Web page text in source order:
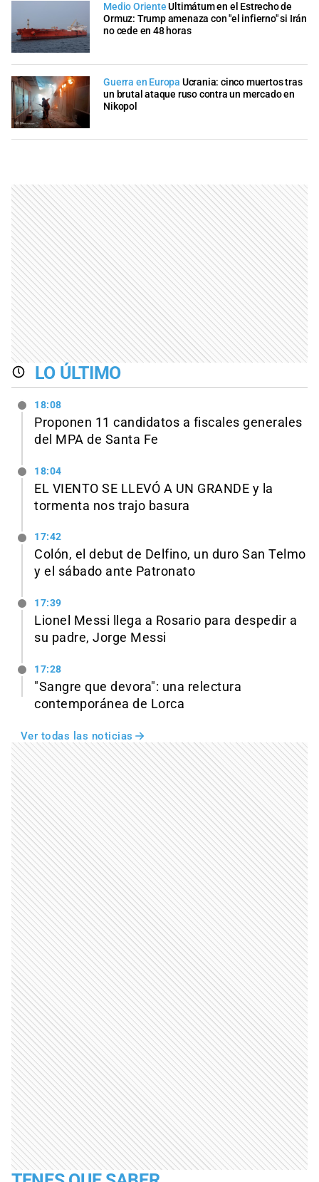
Medio Oriente Ultimátum en el Estrecho de
Ormuz: Trump amenaza con "el infierno" si Irán
no cede en 48 horas
Guerra en Europa Ucrania: cinco muertos tras
un brutal ataque ruso contra un mercado en
Nikopol
LO ÚLTIMO
18:08
Proponen 11 candidatos a fiscales generales
del MPA de Santa Fe
18:04
EL VIENTO SE LLEVÓ A UN GRANDE y la
tormenta nos trajo basura
17:42
Colón, el debut de Delfino, un duro San Telmo
y el sábado ante Patronato
17:39
Lionel Messi llega a Rosario para despedir a
su padre, Jorge Messi
17:28
"Sangre que devora": una relectura
contemporánea de Lorca
Ver todas las noticias